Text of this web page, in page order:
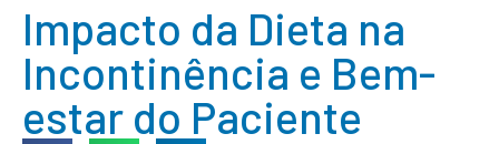
Impacto da Dieta na
Incontinência e Bem-
estar do Paciente